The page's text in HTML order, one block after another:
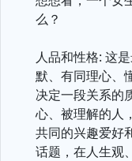
么？
人品和性格: 这
默、有同理心、
决定一段关系的
心、被理解的人
共同的兴趣爱好
话题，在人生观